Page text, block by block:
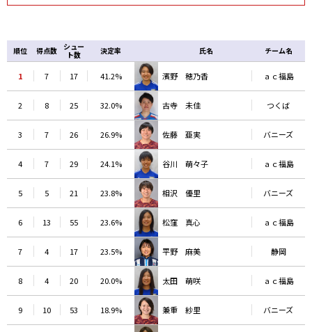
順位 得点数
シュー
ト数
決定率 氏名 チーム名
1 7 17 41.2% 濱野 穂乃香 ａｃ福島
2 8 25 32.0% 古寺 未佳 つくば
3 7 26 26.9% 佐藤 亜実 バニーズ
4 7 29 24.1% 谷川 萌々子 ａｃ福島
5 5 21 23.8% 相沢 優里 バニーズ
6 13 55 23.6% 松窪 真心 ａｃ福島
7 4 17 23.5% 平野 麻美 静岡
8 4 20 20.0% 太田 萌咲 ａｃ福島
9 10 53 18.9% 兼重 紗里 バニーズ